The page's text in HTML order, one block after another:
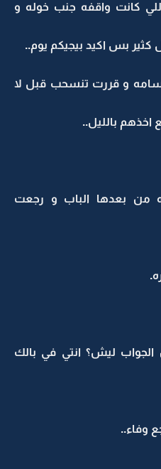
كانت واقفه جنب خوله و
كثير بس اكيد بيجيكم يوم..
و قررت تنسحب قبل لا
اخذهم بالليل..
بعدها الباب و رجعت
ليش؟ انتي في بالك
وفاء..